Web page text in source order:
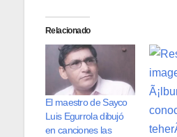
Relacionado
El maestro de Sayco
Luis Egurrola dibujó
en canciones las